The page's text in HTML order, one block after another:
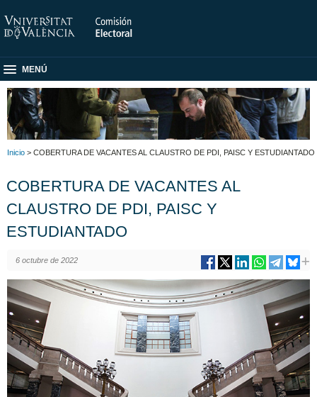
MENÚ
Inicio > COBERTURA DE VACANTES AL CLAUSTRO DE PDI, PAISC Y ESTUDIANTADO
COBERTURA DE VACANTES AL
CLAUSTRO DE PDI, PAISC Y
ESTUDIANTADO
6 octubre de 2022